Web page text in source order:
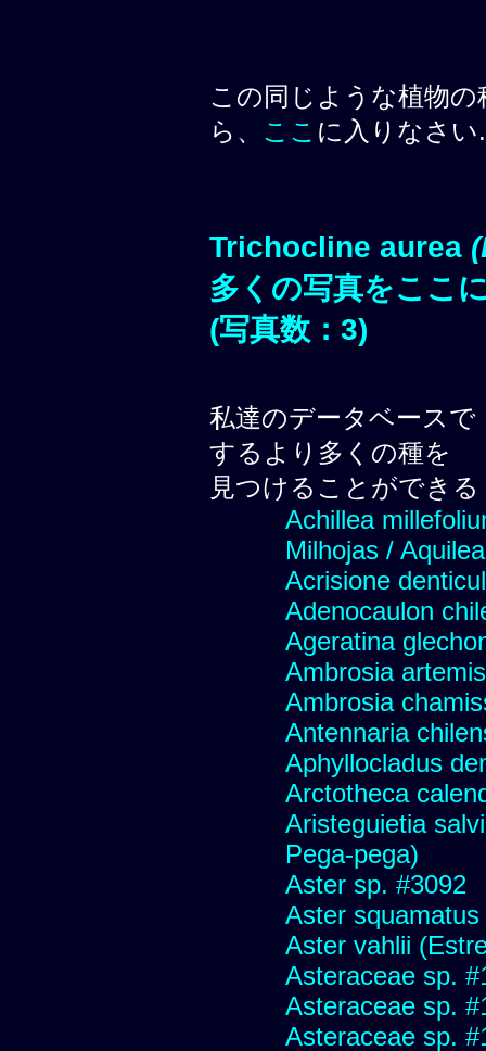
この同じような植物
ら、 ここ に入りなさい.
Trichocline aurea
多くの写真をここ
(写真数：3)
私達のデータベース
するより多くの種を
見つけることができる
Achillea
Milhojas /
Acrisione
Adenocaulon
Ageratina
Ambrosia
Ambrosia
Antennaria
Aphyllocladus
Arctotheca
Aristeguietia
Pega-pega)
Aster sp. #3092
Aster squamatus
Aster vahlii
Asteraceae sp.
Asteraceae sp.
Asteraceae sp.